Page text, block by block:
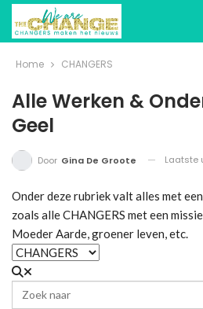
Home CHANGERS
Alle Werken &
Geel
Door Gina De Groote Laatste
Onder deze rubriek valt alles met
zoals alle CHANGERS met een
Moeder Aarde, groener leven, etc.